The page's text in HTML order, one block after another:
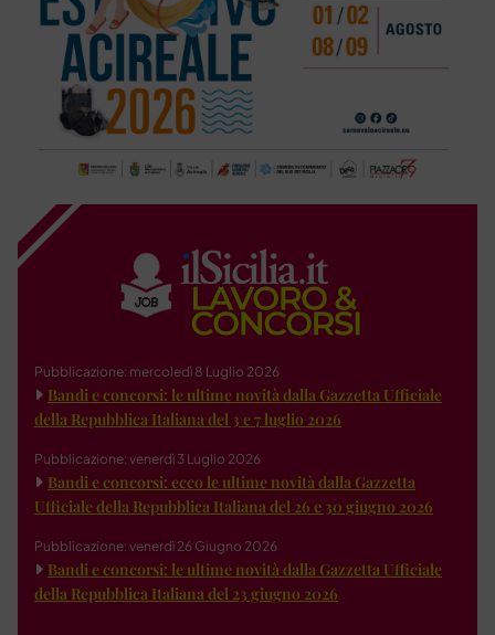
Pubblicazione: mercoledì 8 Luglio 2026
Bandi e concorsi: le ultime novità dalla Gazzetta Ufficiale
della Repubblica Italiana del 3 e 7 luglio 2026
Pubblicazione: venerdì 3 Luglio 2026
Bandi e concorsi: ecco le ultime novità dalla Gazzetta
Ufficiale della Repubblica Italiana del 26 e 30 giugno 2026
Pubblicazione: venerdì 26 Giugno 2026
Bandi e concorsi: le ultime novità dalla Gazzetta Ufficiale
della Repubblica Italiana del 23 giugno 2026